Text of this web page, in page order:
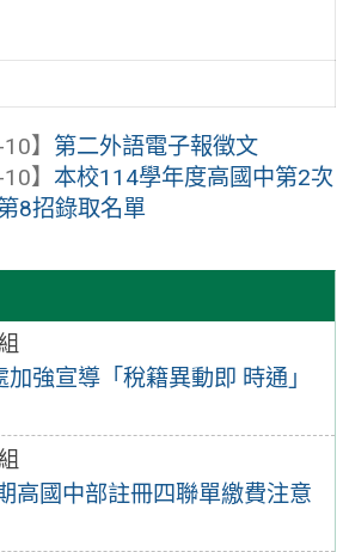
強宣導「稅籍異動即 時通」
高國中部註冊四聯單繳費注意
】 第二外語電子報徵文
】 本校114學年度高國中第2次
8招錄取名單